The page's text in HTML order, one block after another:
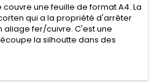
une feuille de format A4. La
qui a la propriété d'arrêter
fer/cuivre. C'est une
la silhoutte dans des
dans les murs (avec